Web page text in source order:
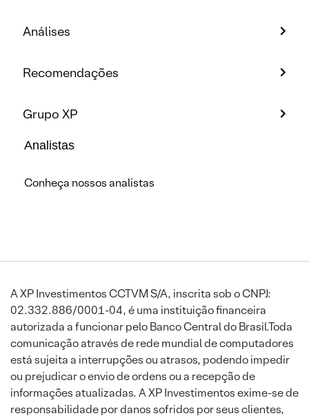
Análises
Recomendações
Grupo XP
Analistas
Conheça nossos analistas
A XP Investimentos CCTVM S/A, inscrita sob o CNPJ:
02.332.886/0001-04, é uma instituição financeira
autorizada a funcionar pelo Banco Central do Brasil.Toda
comunicação através de rede mundial de computadores
está sujeita a interrupções ou atrasos, podendo impedir
ou prejudicar o envio de ordens ou a recepção de
informações atualizadas. A XP Investimentos exime-se de
responsabilidade por danos sofridos por seus clientes,